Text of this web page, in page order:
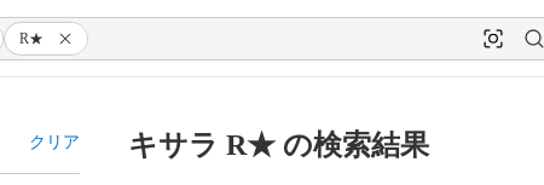
R★
クリア キサラ R★ の検索結果